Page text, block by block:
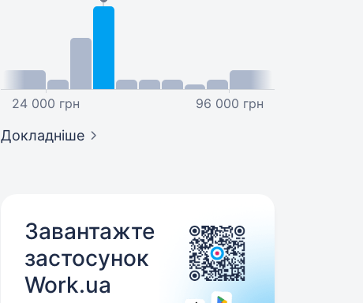
24 000 грн 96 000 грн
Докладніше
Завантажте
застосунок
Work.ua